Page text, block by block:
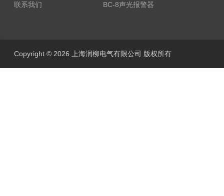
联系我们
BC-8声光报警器
Copyright © 2026 上海润柳电气有限公司 版权所有